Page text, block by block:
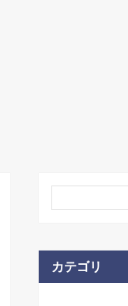
カテゴリ